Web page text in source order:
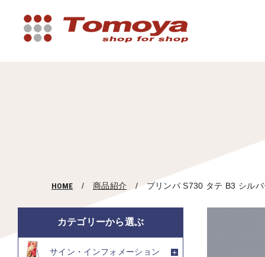
HOME 商品紹介 プリンパ S730 タテ B3 シル
カテゴリーから選ぶ
サイン・インフォメーション